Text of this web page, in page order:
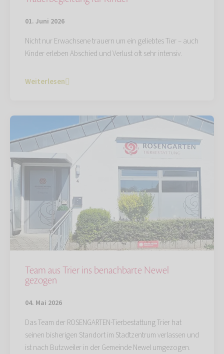
01. Juni 2026
Nicht nur Erwachsene trauern um ein geliebtes Tier – auch
Kinder erleben Abschied und Verlust oft sehr intensiv.
Weiterlesen
Team aus Trier ins benachbarte Newel
gezogen
04. Mai 2026
Das Team der ROSENGARTEN-Tierbestattung Trier hat
seinen bisherigen Standort im Stadtzentrum verlassen und
ist nach Butzweiler in der Gemeinde Newel umgezogen.